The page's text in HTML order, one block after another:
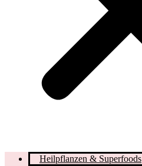
Heilpflanzen & Superfoods